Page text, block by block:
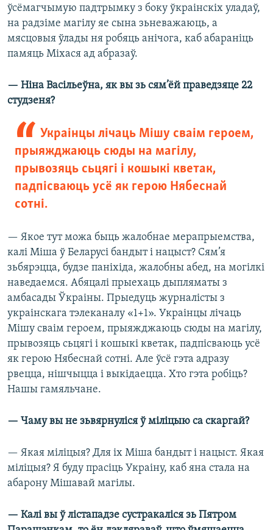
ўсёмагчымую падтрымку з боку ўкраінскіх уладаў,
на радзіме магілу яе сына зьневажаюць, а
мясцовыя ўлады ня робяць анічога, каб абараніць
памяць Міхася ад абразаў.
— Ніна Васільеўна, як вы зь сям’ёй праведзяце 22
студзеня?
Украінцы лічаць Мішу сваім героем,
прыяжджаюць сюды на магілу,
прывозяць сьцягі і кошыкі кветак,
падпісваюць усё як герою Нябеснай
сотні.
— Якое тут можа быць жалобнае мерапрыемства,
калі Міша ў Беларусі бандыт і нацыст? Сям’я
зьбярэцца, будзе паніхіда, жалобны абед, на могілкі
наведаемся. Абяцалі прыехаць дыпляматы з
амбасады Ўкраіны. Прыедуць журналісты з
украінскага тэлеканалу «1+1». Украінцы лічаць
Мішу сваім героем, прыяжджаюць сюды на магілу,
прывозяць сьцягі і кошыкі кветак, падпісваюць усё
як герою Нябеснай сотні. Але ўсё гэта адразу
рвецца, нішчыцца і выкідаецца. Хто гэта робіць?
Нашы гамяльчане.
— Чаму вы не зьвярнуліся ў міліцыю са скаргай?
— Якая міліцыя? Для іх Міша бандыт і нацыст. Якая
міліцыя? Я буду прасіць Украіну, каб яна стала на
абарону Мішавай магілы.
— Калі вы ў лістападзе сустракаліся зь Пятром